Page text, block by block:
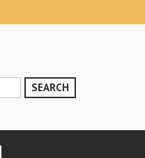
SEARCH